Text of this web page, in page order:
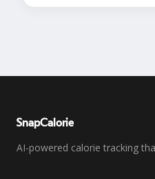
SnapCalorie
AI-powered calorie tracking